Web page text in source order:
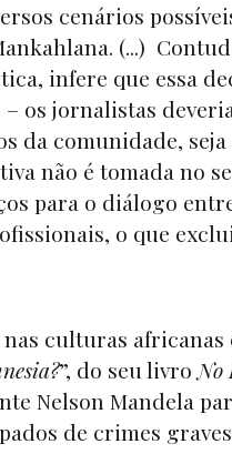
cenários
(...)
infere que essa
os jornalistas
da comunidade,
não é tomada no
para o diálogo
o que
nas culturas africanas
”, do seu livro No
Nelson Mandela
de crimes